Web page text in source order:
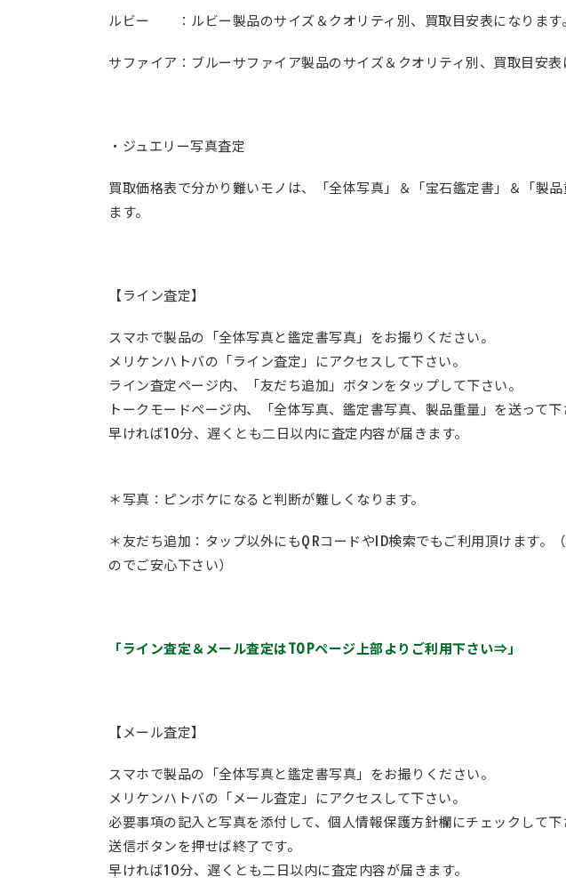
ルビー ：ルビー製品のサイズ＆クオリティ別、買取目安表になります。
サファイア：ブルーサファイア製品のサイズ＆クオリティ別、買取目安表
・ジュエリー写真査定
買取価格表で分かり難いモノは、「全体写真」＆「宝石鑑定書」＆「製
ます。
【ライン査定】
スマホで製品の「全体写真と鑑定書写真」をお撮りください。
メリケンハトバの「ライン査定」にアクセスして下さい。
ライン査定ページ内、「友だち追加」ボタンをタップして下さい。
トークモードページ内、「全体写真、鑑定書写真、製品重量」を送って下
早ければ10分、遅くとも二日以内に査定内容が届きます。
＊写真：ピンボケになると判断が難しくなります。
＊友だち追加：タップ以外にもQRコードやID検索でもご利用頂けます。
のでご安心下さい）
「ライン査定＆メール査定はTOPページ上部よりご利用下さい⇒」
【メール査定】
スマホで製品の「全体写真と鑑定書写真」をお撮りください。
メリケンハトバの「メール査定」にアクセスして下さい。
必要事項の記入と写真を添付して、個人情報保護方針欄にチェックして下
送信ボタンを押せば終了です。
早ければ10分、遅くとも二日以内に査定内容が届きます。